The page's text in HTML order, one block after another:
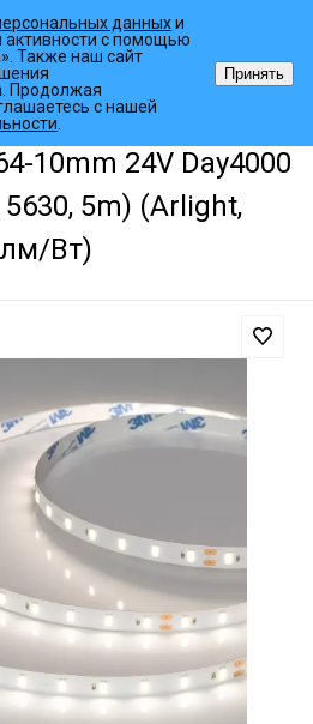
товаров • Светодиодные ленты
10mm 24V Day4000
5630, 5m) (Arlight,
Вт)
данныхи
активности с помощью
Также наш сайт
Продолжая
с нашей
Принять